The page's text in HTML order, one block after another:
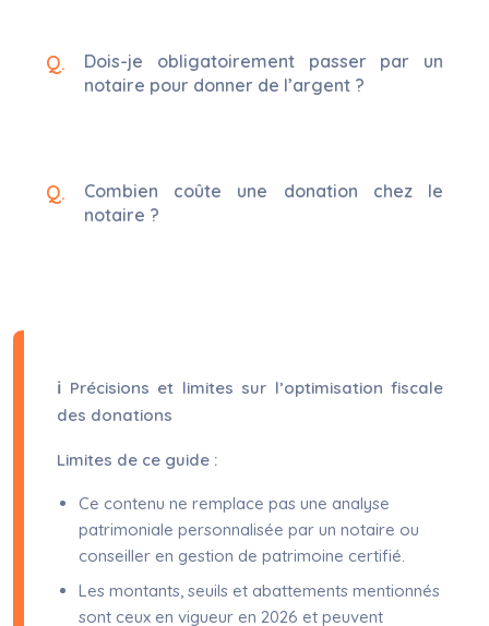
Dois-je obligatoirement passer par un
notaire pour donner de l’argent ?
Combien coûte une donation chez le
notaire ?
ℹ Précisions et limites sur l’optimisation fiscale
des donations
Limites de ce guide :
Ce contenu ne remplace pas une analyse
patrimoniale personnalisée par un notaire ou
conseiller en gestion de patrimoine certifié.
Les montants, seuils et abattements mentionnés
sont ceux en vigueur en 2026 et peuvent